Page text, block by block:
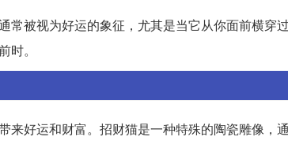
常被视为好运的象征，尤其是当它从你面前横穿
时。
来好运和财富。招财猫是一种特殊的陶瓷雕像，